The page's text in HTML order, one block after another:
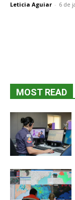
Leticia Aguiar - 6 de
MOST READ